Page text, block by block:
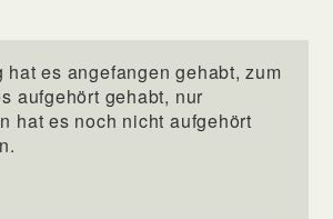
hat es angefangen gehabt, zum
aufgehört gehabt, nur
hat es noch nicht aufgehört